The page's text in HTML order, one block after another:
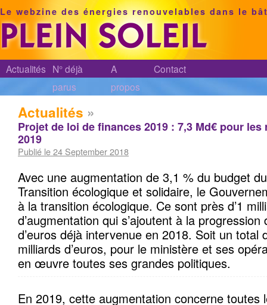
Le webzine des énergies renouvelables dans le
Actualités N° déjà
parus
A
propos
Contact
Actualités »
Projet de loi de finances 2019 : 7,3 Md€ pour
2019
Publié le 24 September 2018
Avec une augmentation de 3,1 % du budget
Transition écologique et solidaire, le
à la transition écologique. Ce sont près d’1
d’augmentation qui s’ajoutent à la progression
d’euros déjà intervenue en 2018. Soit un total
milliards d’euros, pour le ministère et ses
en œuvre toutes ses grandes politiques.
En 2019, cette augmentation concerne toutes